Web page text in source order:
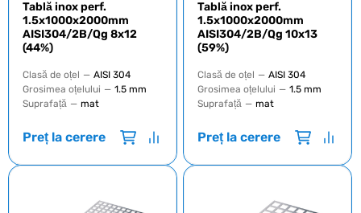
Tablă inox perf.
1.5х1000х2000mm
AISI304/2B/Qg 8х12
(44%)
Clasă de oțel — AISI 304
Grosimea oțelului — 1.5 mm
Suprafață — mat
Preț la cerere
Tablă inox perf.
1.5х1000х2000mm
AISI304/2B/Qg 10х13
(59%)
Clasă de oțel — AISI 304
Grosimea oțelului — 1.5 mm
Suprafață — mat
Preț la cerere